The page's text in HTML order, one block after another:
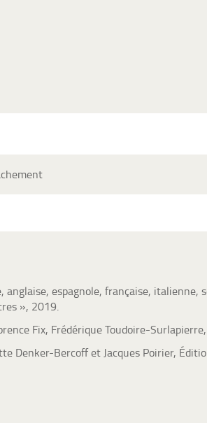
anglaise, espagnole, française,
», 2019.
Fix, Frédérique Toudoire-
Denker-Bercoff et Jacques Poirier,